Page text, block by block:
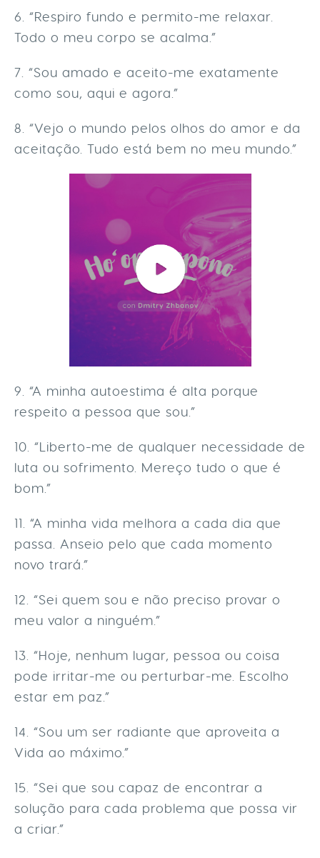
6. “Respiro fundo e permito-me relaxar.
Todo o meu corpo se acalma.”
7. “Sou amado e aceito-me exatamente
como sou, aqui e agora.”
8. “Vejo o mundo pelos olhos do amor e da
aceitação. Tudo está bem no meu mundo.”
9. “A minha autoestima é alta porque
respeito a pessoa que sou.”
10. “Liberto-me de qualquer necessidade de
luta ou sofrimento. Mereço tudo o que é
bom.”
11. “A minha vida melhora a cada dia que
passa. Anseio pelo que cada momento
novo trará.”
12. “Sei quem sou e não preciso provar o
meu valor a ninguém.”
13. “Hoje, nenhum lugar, pessoa ou coisa
pode irritar-me ou perturbar-me. Escolho
estar em paz.”
14. “Sou um ser radiante que aproveita a
Vida ao máximo.”
15. “Sei que sou capaz de encontrar a
solução para cada problema que possa vir
a criar.”